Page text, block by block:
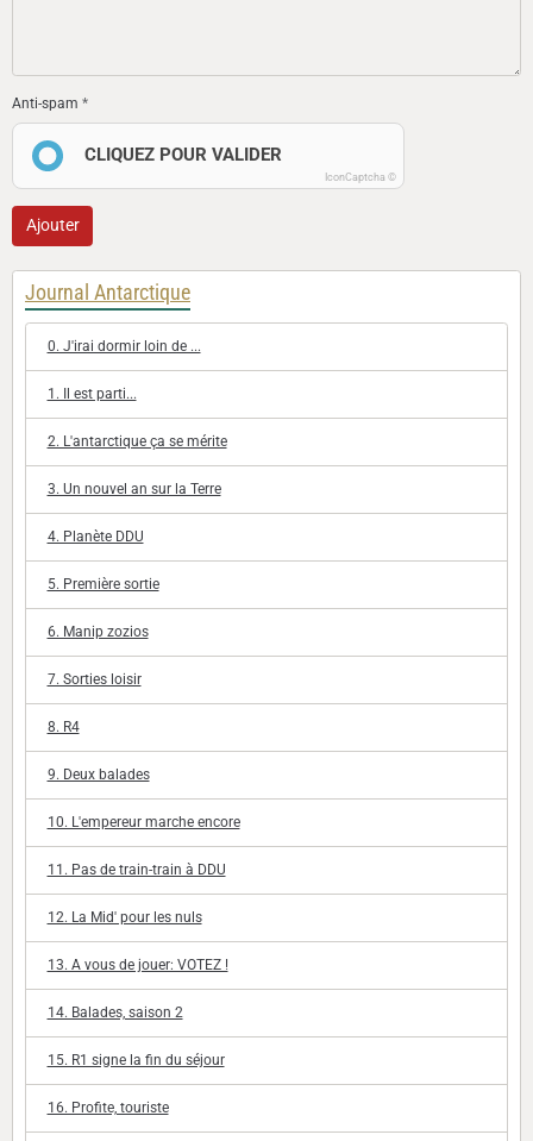
Anti-spam
CLIQUEZ POUR VALIDER
IconCaptcha ©
Ajouter
Journal Antarctique
0. J'irai dormir loin de ...
1. Il est parti...
2. L'antarctique ça se mérite
3. Un nouvel an sur la Terre
4. Planète DDU
5. Première sortie
6. Manip zozios
7. Sorties loisir
8. R4
9. Deux balades
10. L'empereur marche encore
11. Pas de train-train à DDU
12. La Mid' pour les nuls
13. A vous de jouer: VOTEZ !
14. Balades, saison 2
15. R1 signe la fin du séjour
16. Profite, touriste